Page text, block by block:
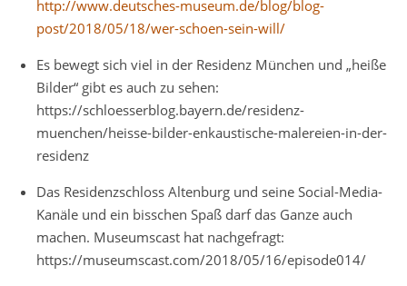
http://www.deutsches-museum.de/blog/blog-
post/2018/05/18/wer-schoen-sein-will/
Es bewegt sich viel in der Residenz München und „heiße
Bilder“ gibt es auch zu sehen:
https://schloesserblog.bayern.de/residenz-
muenchen/heisse-bilder-enkaustische-malereien-in-der-
residenz
Das Residenzschloss Altenburg und seine Social-Media-
Kanäle und ein bisschen Spaß darf das Ganze auch
machen. Museumscast hat nachgefragt:
https://museumscast.com/2018/05/16/episode014/